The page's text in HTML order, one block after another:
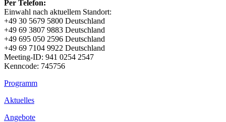
Per Telefon:
Einwahl nach aktuellem Standort:
+49 30 5679 5800 Deutschland
+49 69 3807 9883 Deutschland
+49 695 050 2596 Deutschland
+49 69 7104 9922 Deutschland
Meeting-ID: 941 0254 2547
Kenncode: 745756
Footer
Inhalt
Programm
Aktuelles
Angebote